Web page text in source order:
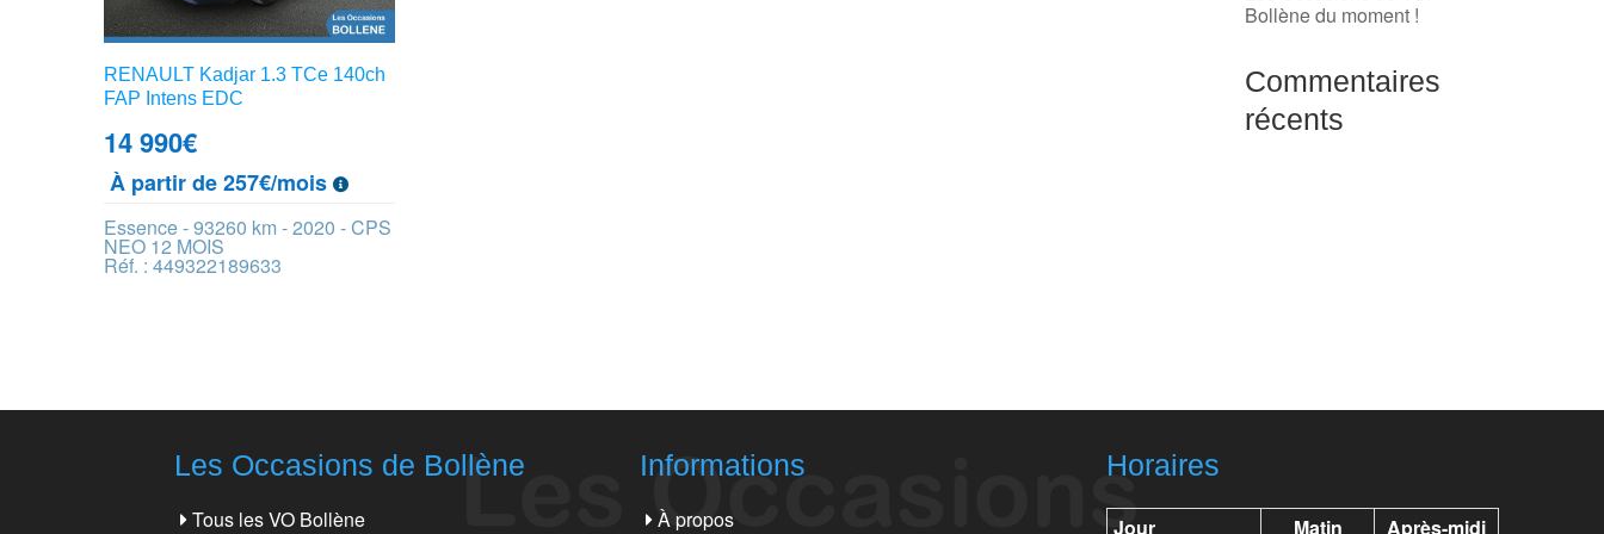
RENAULT Kadjar 1.3 TCe 140ch
FAP Intens EDC
14 990€
À partir de 257€/mois
Essence - 93260 km - 2020 - CPS
NEO 12 MOIS
Réf. : 449322189633
Bollène du moment !
Commentaires
récents
Les Occasions de Bollène
Tous les VO Bollène
Informations
À propos
Horaires
Jour Matin Après-midi